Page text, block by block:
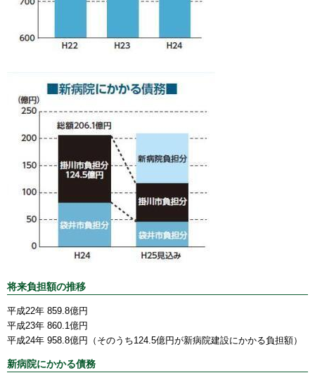
将来負担額の推移
平成22年 859.8億円
平成23年 860.1億円
平成24年 958.8億円（そのうち124.5億円が新病院建設にかかる負担額）
新病院にかかる債務